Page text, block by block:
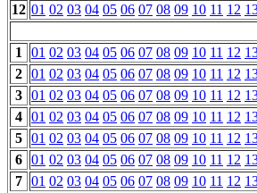
12 01 02 03 04 05 06 07 08 09 10 11 12
1
01 02 03 04 05 06 07 08 09 10 11 12
2 01 02 03 04 05 06 07 08 09 10 11 12
3 01 02 03 04 05 06 07 08 09 10 11 12
4 01 02 03 04 05 06 07 08 09 10 11 12
5 01 02 03 04 05 06 07 08 09 10 11 12
6 01 02 03 04 05 06 07 08 09 10 11 12
7 01 02 03 04 05 06 07 08 09 10 11 12